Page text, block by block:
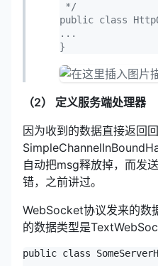
*/
public class
...
（2） 定义服务端处理器
因为收到的数据直接返回
自动把msg释放掉，而发
错，之前讲过。
WebSocket协议发来的数
的数据类型是
public class